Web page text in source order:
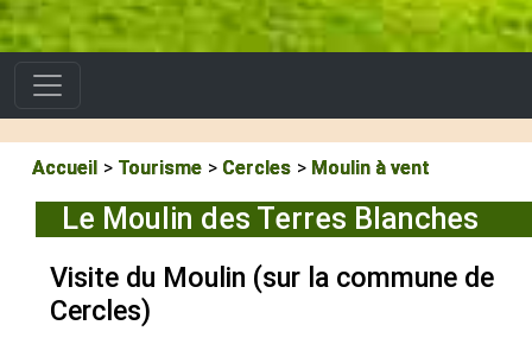
Accueil Tourisme Cercles Moulin à vent
Le Moulin des Terres Blanches
Visite du Moulin (sur la commune de
Cercles)